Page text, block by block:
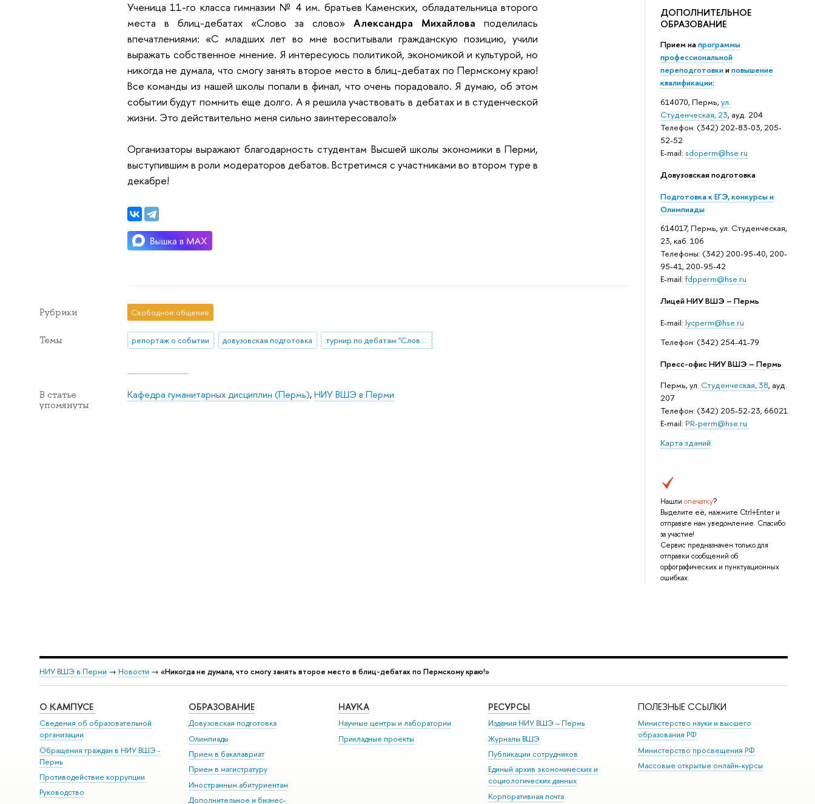
ДОПОЛНИТЕЛЬНОЕ
ОБРАЗОВАНИЕ
Прием напрограммы
профессиональной
переподготовкииповышение
квалификации:
614070, Пермь,ул.
Студенческая, 23, ауд. 204
Телефон: (342) 202-83-03, 205-
52-52
E-mail: sdoperm@hse.ru
Довузовская подготовка
Подготовка к ЕГЭ, конкурсы и
Олимпиады
614017, Пермь, ул. Студенческая,
23, каб. 106
Телефоны: (342) 200-95-40, 200-
95-41, 200-95-42
E-mail: fdpperm@hse.ru
Лицей НИУ ВШЭ – Пермь
E-mail: lycperm@hse.ru
Телефон: (342) 254-41-79
Пресс-офис НИУ ВШЭ – Пермь
Пермь, ул. Студенческая, 38, ауд.
207
Телефон: (342) 205-52-23, 66021
E-mail: PR-perm@hse.ru
Карта зданий
Нашли опечатку?
Выделите её, нажмите Ctrl+Enter и
отправьте нам уведомление. Спасибо
за участие!
Сервис предназначен только для
отправки сообщений об
орфографических и пунктуационных
ошибках.
Ученица 11-го класса гимназии № 4 им. братьев Каменских, обладательница второго
места в блиц-дебатах «Слово за слово»Александра Михайлова поделилась
впечатлениями: «С младших лет во мне воспитывали гражданскую позицию, учили
выражать собственное мнение. Я интересуюсь политикой, экономикой и культурой, но
никогда не думала, что смогу занять второе место в блиц-дебатах по Пермскому краю!
Все команды из нашей школы попали в финал, что очень порадовало. Я думаю, об этом
событии будут помнить еще долго. А я решила участвовать в дебатах и в студенческой
жизни. Это действительно меня сильно заинтересовало!»
Организаторы выражают благодарность студентам Высшей школы экономики в Перми,
выступившим в роли модераторов дебатов. Встретимся с участниками во втором туре в
декабре!
Рубрики Свободное общение
Темы репортаж о событии довузовская подготовка турнир по дебатам "Слово за слово"
В статье
упомянуты
Кафедра гуманитарных дисциплин (Пермь),НИУ ВШЭ в Перми
НИУ ВШЭ в Перми → Новости → «Никогда не думала, что смогу занять второе место в блиц-дебатах по Пермскому краю!»
О КАМПУСЕ
Сведения об образовательной
организации
Обращения граждан в НИУ ВШЭ -
Пермь
Противодействие коррупции
Руководство
ОБРАЗОВАНИЕ
Довузовская подготовка
Олимпиады
Прием в бакалавриат
Прием в магистратуру
Иностранным абитуриентам
Дополнительное и бизнес-
НАУКА
Научные центры и лаборатории
Прикладные проекты
РЕСУРСЫ
Издания НИУ ВШЭ ­– Пермь
Журналы ВШЭ
Публикации сотрудников
Единый архив экономических и
социологических данных
Корпоративная почта
ПОЛЕЗНЫЕ ССЫЛКИ
Министерство науки и высшего
образования РФ
Министерство просвещения РФ
Массовые открытые онлайн-курсы